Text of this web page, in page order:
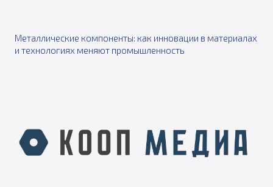
Металлические компоненты: как инновации в материалах
и технологиях меняют промышленность